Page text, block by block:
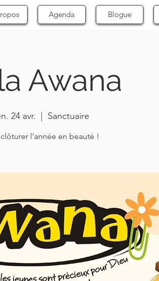
Agenda Blogue
Awana
24 avr. Sanctuaire
l'année en beauté !